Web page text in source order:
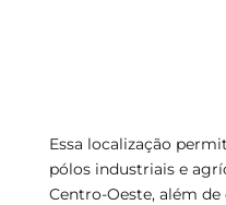
Essa localização
pólos industriais e
Centro-Oeste, além